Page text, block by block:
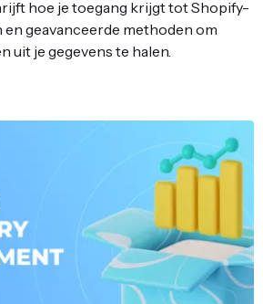
hoe je toegang krijgt tot Shopify-
geavanceerde methoden om
uit je gegevens te halen.